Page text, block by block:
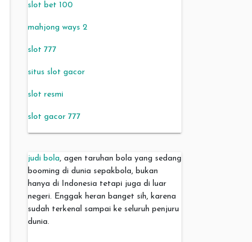
slot bet 100
mahjong ways 2
slot 777
situs slot gacor
slot resmi
slot gacor 777
judi bola, agen taruhan bola yang sedang
booming di dunia sepakbola, bukan
hanya di Indonesia tetapi juga di luar
negeri. Enggak heran banget sih, karena
sudah terkenal sampai ke seluruh penjuru
dunia.